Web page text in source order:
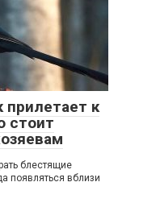
прилетает к
стоит
блестящие
появляться вблизи